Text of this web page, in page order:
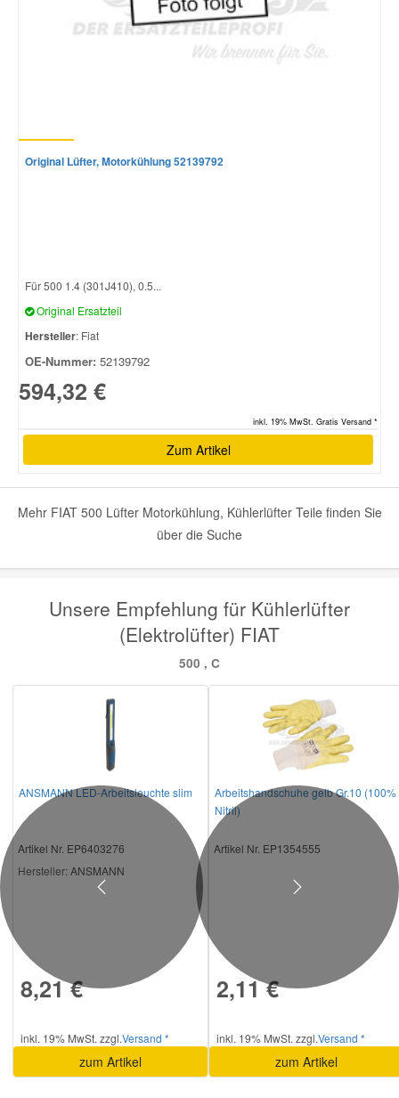
Original Lüfter, Motorkühlung 52139792
Für 500 1.4 (301J410), 0.5...
Original Ersatzteil
Hersteller: Fiat
OE-Nummer: 52139792
594,32 €
inkl. 19% MwSt. Gratis Versand *
Zum Artikel
Mehr FIAT 500 Lüfter Motorkühlung, Kühlerlüfter Teile finden Sie
über die Suche
Unsere Empfehlung für Kühlerlüfter
(Elektrolüfter) FIAT
500 , C
ANSMANN LED-Arbeitsleuchte slim
Artikel Nr. EP6403276
Hersteller: ANSMANN
8,21 €
inkl. 19% MwSt. zzgl.Versand *
zum Artikel
Arbeitshandschuhe gelb Gr.10 (100%
Nitril)
Artikel Nr. EP1354555
2,11 €
inkl. 19% MwSt. zzgl.Versand *
zum Artikel
Previous Next